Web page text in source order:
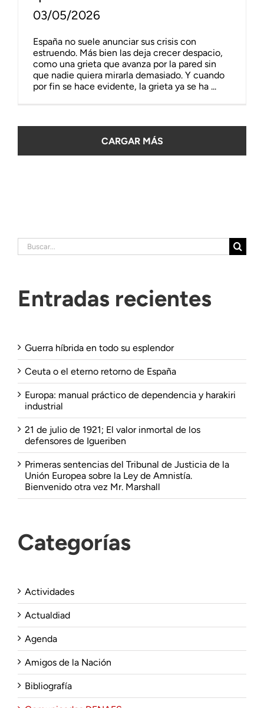
03/05/2026
España no suele anunciar sus crisis con
estruendo. Más bien las deja crecer despacio,
como una grieta que avanza por la pared sin
que nadie quiera mirarla demasiado. Y cuando
por fin se hace evidente, la grieta ya se ha ...
CARGAR MÁS
Buscar:
Entradas recientes
Guerra híbrida en todo su esplendor
Ceuta o el eterno retorno de España
Europa: manual práctico de dependencia y harakiri
industrial
21 de julio de 1921; El valor inmortal de los
defensores de Igueriben
Primeras sentencias del Tribunal de Justicia de la
Unión Europea sobre la Ley de Amnistía.
Bienvenido otra vez Mr. Marshall
Categorías
Actividades
Actualdiad
Agenda
Amigos de la Nación
Bibliografía